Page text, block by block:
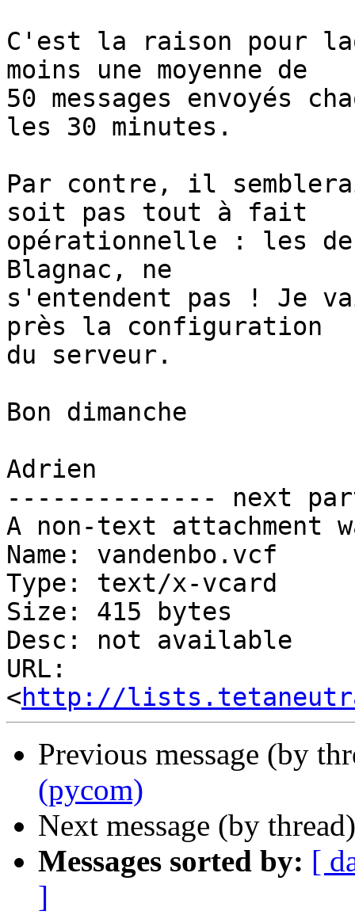
C'est la raison pour
moins une moyenne de
50 messages envoyés
les 30 minutes.
Par contre, il
soit pas tout à fait
opérationnelle : les
Blagnac, ne
s'entendent pas ! Je
près la configuration
du serveur.
Bon dimanche
Adrien
-------------- next
A non-text attachment
Name: vandenbo.vcf
Type: text/x-vcard
Size: 415 bytes
Desc: not available
URL:
<http://
Previous message (by
(pycom)
Next message (by
Messages sorted by: [
]